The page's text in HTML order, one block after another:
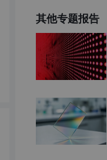
其他专题报告